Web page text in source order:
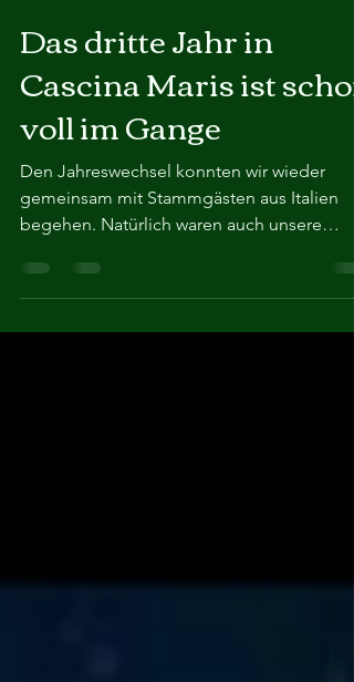
26. Apr. 2025
1 Min. Lesezeit
Das dritte Jahr in
Cascina Maris ist schon
voll im Gange
Den Jahreswechsel konnten wir wieder
lieben Freunde aus der...